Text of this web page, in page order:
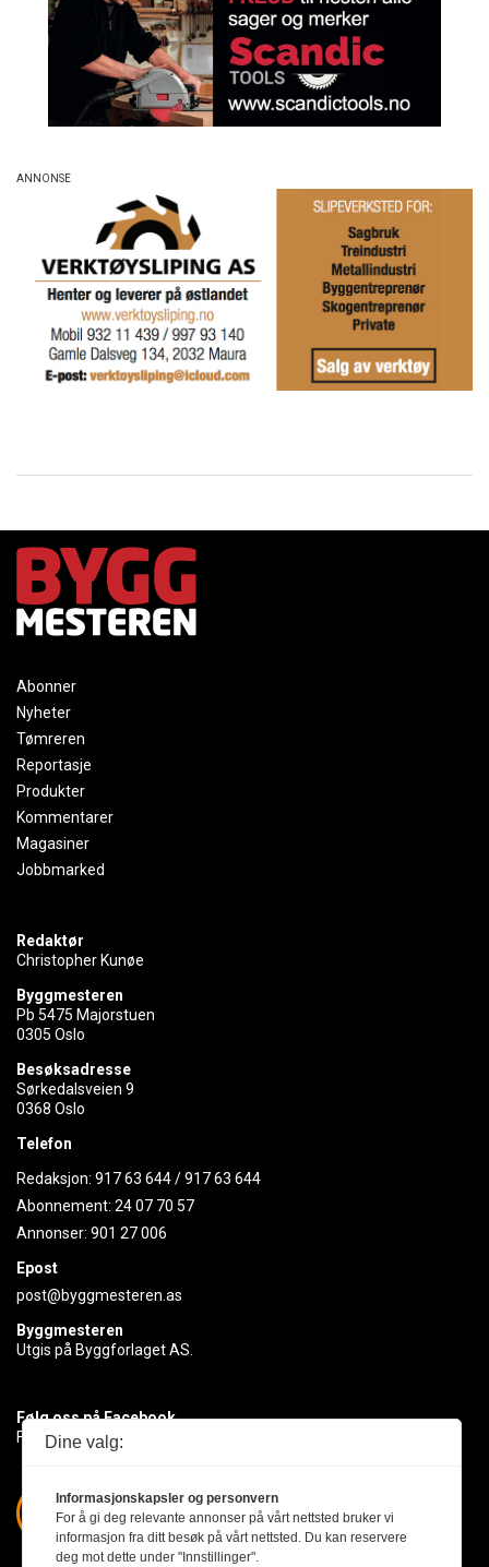
Abonner
Nyheter
Tømreren
Reportasje
Produkter
Kommentarer
Magasiner
Jobbmarked
Redaktør
Christopher Kunøe
Byggmesteren
Pb 5475 Majorstuen
0305 Oslo
Besøksadresse
Sørkedalsveien 9
0368 Oslo
Telefon
Redaksjon: 917 63 644/917 63 644
Abonnement: 24 07 70 57
Annonser: 901 27 006
Epost
post@byggmesteren.as
Byggmesteren
Utgis på Byggforlaget AS.
Følg oss på Facebook
Få med deg det siste innen byggebransjen
Dine valg:
Informasjonskapsler og personvern
For å gi deg relevante annonser på vårt nettsted bruker vi
informasjon fra ditt besøk på vårt nettsted. Du kan reservere
deg mot dette under "Innstillinger".